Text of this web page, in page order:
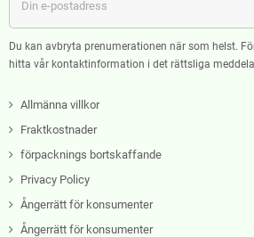
Du kan avbryta prenumerationen när som helst.
hitta vår kontaktinformation i det rättsliga
Allmänna villkor
Fraktkostnader
förpacknings bortskaffande
Privacy Policy
Ångerrätt för konsumenter
Ångerrätt för konsumenter